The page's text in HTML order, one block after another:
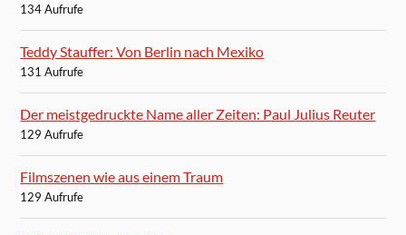
134 Aufrufe
Teddy Stauffer: Von Berlin nach Mexiko
131 Aufrufe
Der meistgedruckte Name aller Zeiten: Paul Julius Reuter
129 Aufrufe
Filmszenen wie aus einem Traum
129 Aufrufe